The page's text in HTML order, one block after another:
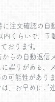
注文確認の自
くらいで、手
おります。
らの自動返信
誤りがある、
可能性があり
、お早めにご